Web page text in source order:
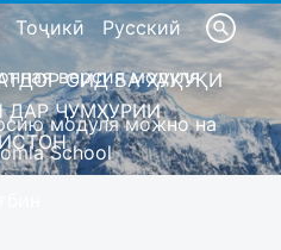
Тоҷикӣ Русский
версия модуля
модуля можно на
School
ОИД БА ҲУҚУҚИ
ДАР ҶУМҲУРИИ